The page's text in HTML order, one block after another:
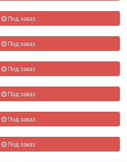
Под заказ
Под заказ
Под заказ
Под заказ
Под заказ
Под заказ